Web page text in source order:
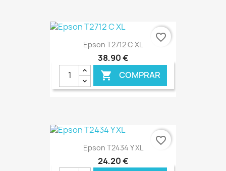
€ ONLINE
Epson T2712 C XL
38,90 €
 COMPRAR
€ ONLINE
favorite_border
Epson T2434 Y XL
24,20 €
favorite_border